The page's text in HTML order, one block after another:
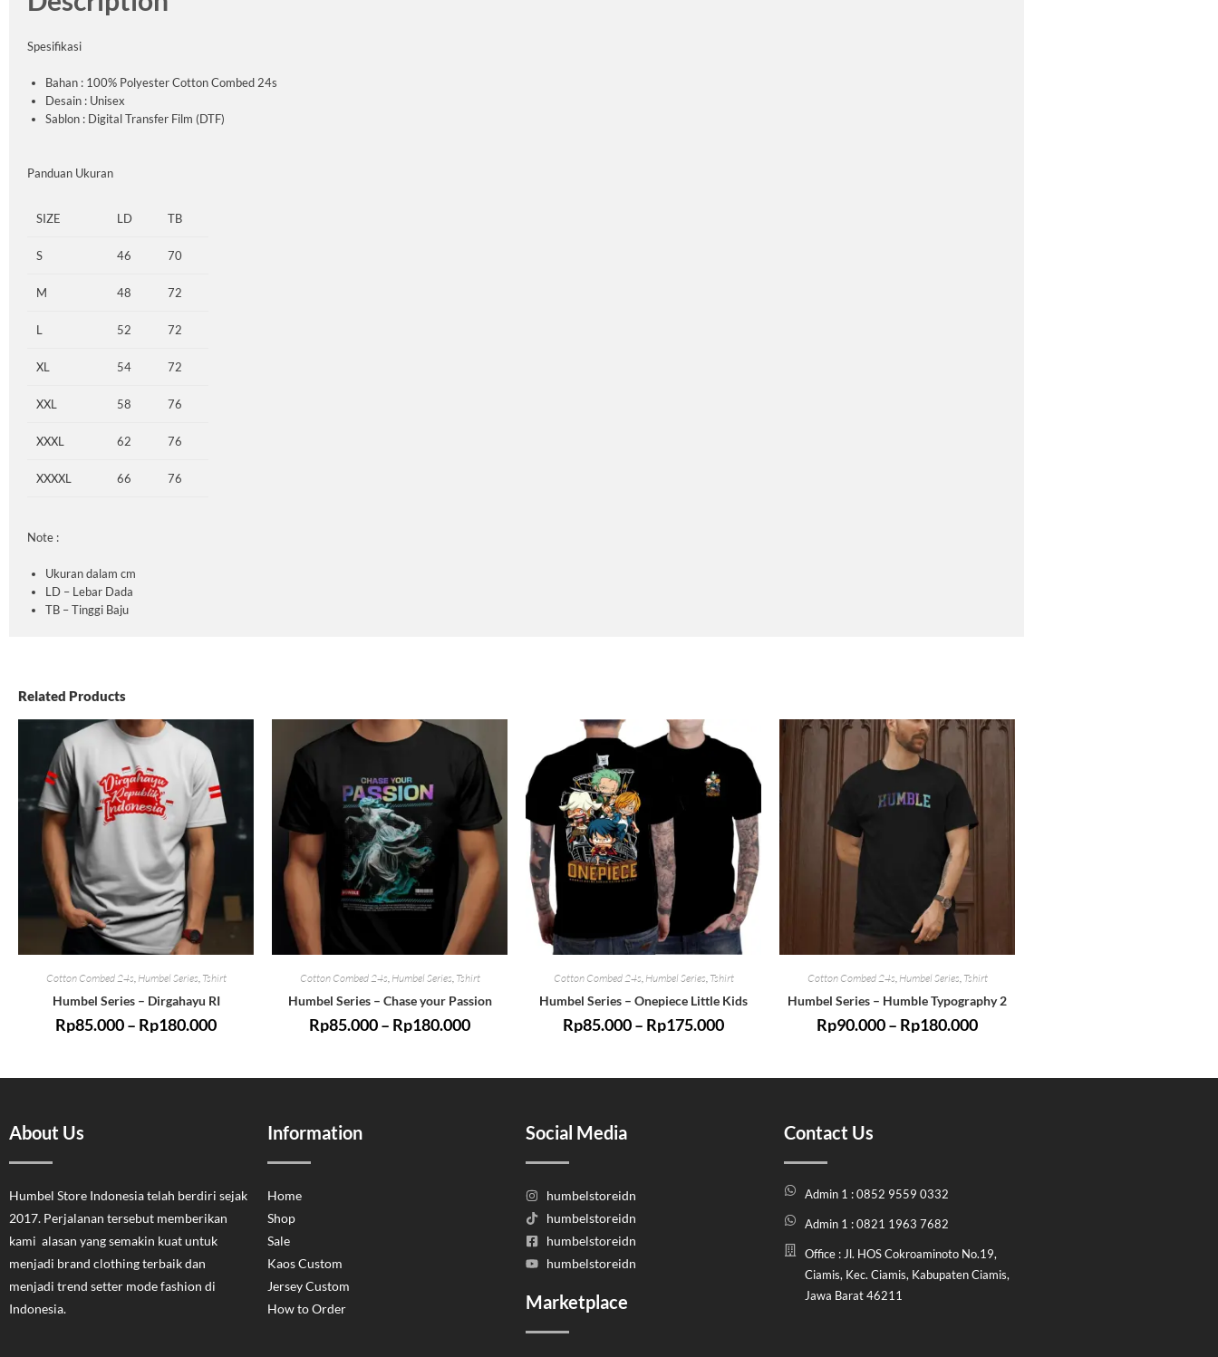
Spesifikasi
Bahan : 100% Polyester Cotton Combed 24s
Desain : Unisex
Sablon : Digital Transfer Film (DTF)
Panduan Ukuran
SIZE LD TB
S 46 70
M 48 72
L 52 72
XL 54 72
XXL 58 76
XXXL 62 76
XXXXL 66 76
Note :
Ukuran dalam cm
LD – Lebar Dada
TB – Tinggi Baju
Related Products
Cotton Combed 24s, Humbel Series, Tshirt
Humbel Series – Dirgahayu RI
Rp85.000– Rp180.000
Cotton Combed 24s, Humbel Series, Tshirt
Humbel Series – Chase your Passion
Rp85.000– Rp180.000
Cotton Combed 24s, Humbel Series, Tshirt
Humbel Series – Onepiece Little Kids
Rp85.000– Rp175.000
Cotton Combed 24s, Humbel Series, Tshirt
Humbel Series – Humble Typography 2
Rp90.000– Rp180.000
About Us
Humbel Store Indonesia telah berdiri sejak
2017. Perjalanan tersebut memberikan
kami alasan yang semakin kuat untuk
menjadi brand clothing terbaik dan
menjadi trend setter mode fashion di
Indonesia.
Information
Home
Shop
Sale
Kaos Custom
Jersey Custom
How to Order
Social Media
humbelstoreidn
humbelstoreidn
humbelstoreidn
humbelstoreidn
Marketplace
Contact Us
Admin 1 : 0852 9559 0332
Admin 1 : 0821 1963 7682
Office : Jl. HOS Cokroaminoto No.19,
Ciamis, Kec. Ciamis, Kabupaten Ciamis,
Jawa Barat 46211